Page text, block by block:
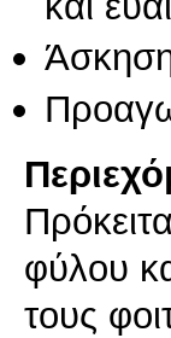
Άσκηση
φύλου
τους